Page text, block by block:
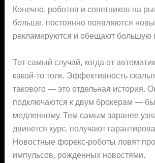
Конечно, роботов и советников на
больше, постоянно появляются
рекламируются и обещают большую
Тот самый случай, когда от
какой-то толк. Эффективность
такового — это отдельная история.
подключаются к двум брокерам —
медленному. Тем самым заранее
двинется курс, получают
Новостные форекс-роботы ловят
импульсов, рожденных новостями.